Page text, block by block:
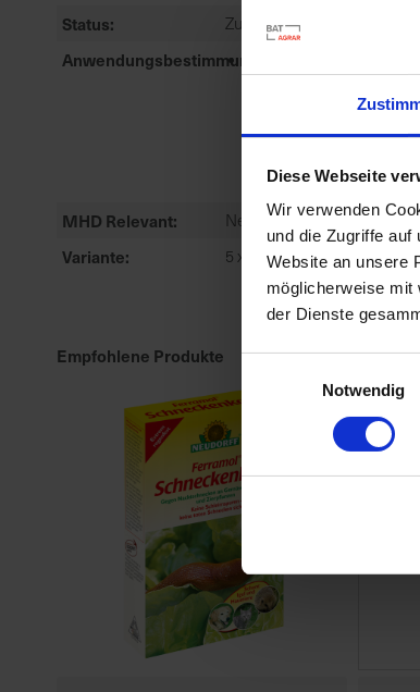
Diese Webseite
Wir verwenden
und die Zugriffe
Website an unsere
möglicherweise mit
der Dienste
Notwendig
Status
Zugelassen
Anwendungsbestimmungen
MHD Relevant Nein
Variante 5 x 15 g
Empfohlene Produkte